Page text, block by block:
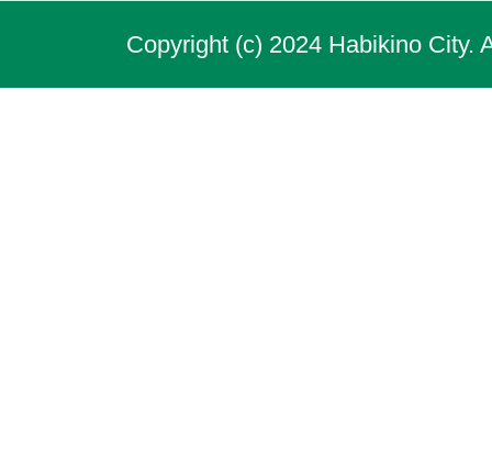
Copyright (c) 2024 Habikino City.